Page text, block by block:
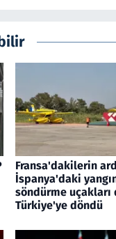
Fransa'dakilerin
İspanya'daki
söndürme uçakları
Türkiye'ye döndü